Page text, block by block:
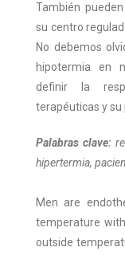
También
su centro
No debemos
hipotermia en
definir la
terapéuticas y su
Palabras clave:
hipertermia,
Men are
temperature
outside